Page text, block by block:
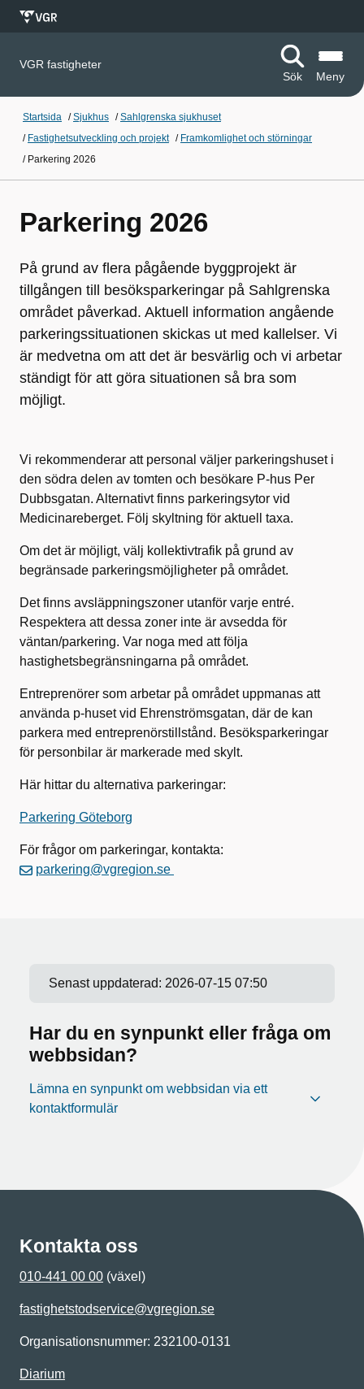
VGR fastigheter
Sök
Meny
Startsida /Sjukhus /Sahlgrenska sjukhuset
/ Fastighetsutveckling och projekt / Framkomlighet och störningar
/ Parkering 2026
Parkering 2026
På grund av flera pågående byggprojekt är
tillgången till besöksparkeringar på Sahlgrenska
området påverkad. Aktuell information angående
parkeringssituationen skickas ut med kallelser. Vi
är medvetna om att det är besvärlig och vi arbetar
ständigt för att göra situationen så bra som
möjligt.
Vi rekommenderar att personal väljer parkeringshuset i
den södra delen av tomten och besökare P-hus Per
Dubbsgatan. Alternativt finns parkeringsytor vid
Medicinareberget. Följ skyltning för aktuell taxa.
Om det är möjligt, välj kollektivtrafik på grund av
begränsade parkeringsmöjligheter på området.
Det finns avsläppningszoner utanför varje entré.
Respektera att dessa zoner inte är avsedda för
väntan/parkering. Var noga med att följa
hastighetsbegränsningarna på området.
Entreprenörer som arbetar på området uppmanas att
använda p-huset vid Ehrenströmsgatan, där de kan
parkera med entreprenörstillstånd. Besöksparkeringar
för personbilar är markerade med skylt.
Här hittar du alternativa parkeringar:
Parkering Göteborg
För frågor om parkeringar, kontakta:
parkering@vgregion.se
Senast uppdaterad: 2026-07-15 07:50
Har du en synpunkt eller fråga om
webbsidan?
Lämna en synpunkt om webbsidan via ett
kontaktformulär
Kontakta oss
010-441 00 00 (växel)
fastighetstodservice@vgregion.se
Organisationsnummer: 232100-0131
Diarium